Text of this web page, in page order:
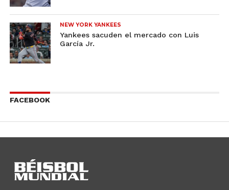
NEW YORK YANKEES
Yankees sacuden el mercado con Luis
García Jr.
FACEBOOK